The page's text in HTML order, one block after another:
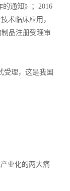
通知》；2016
术临床应用，
品注册受理审
受理，这是我国
业化的两大痛